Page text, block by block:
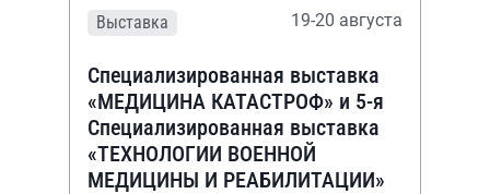
Выставка 19-20 августа
Специализированная выставка
«МЕДИЦИНА КАТАСТРОФ» и 5-я
Специализированная выставка
«ТЕХНОЛОГИИ ВОЕННОЙ
МЕДИЦИНЫ И РЕАБИЛИТАЦИИ»